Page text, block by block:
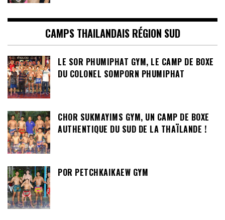
CAMPS THAILANDAIS RÉGION SUD
LE SOR PHUMIPHAT GYM, LE CAMP DE BOXE
DU COLONEL SOMPORN PHUMIPHAT
CHOR SUKMAYIMS GYM, UN CAMP DE BOXE
AUTHENTIQUE DU SUD DE LA THAÏLANDE !
POR PETCHKAIKAEW GYM